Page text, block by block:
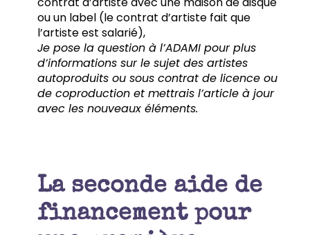
ou un label (le contrat d’artiste fait que
l’artiste est salarié),
Je pose la question à l’ADAMI pour plus
d’informations sur le sujet des artistes
autoproduits ou sous contrat de licence ou
de coproduction et mettrais l’article à jour
avec les nouveaux éléments.
La seconde aide de
financement pour